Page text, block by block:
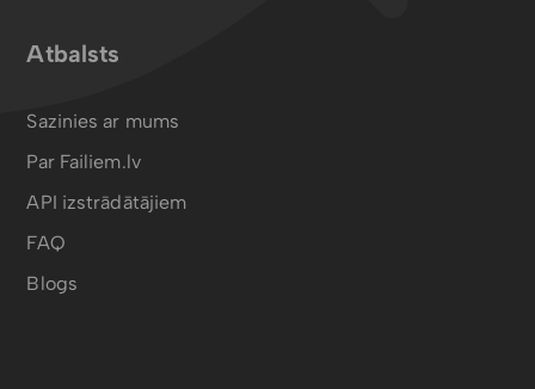
Atbalsts
Sazinies ar mums
Par Failiem.lv
API izstrādātājiem
FAQ
Blogs